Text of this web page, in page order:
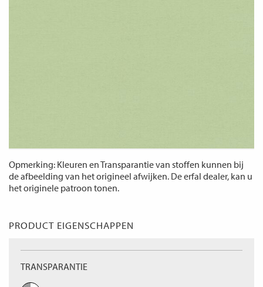
Opmerking: Kleuren en Transparantie van stoffen kunnen bij
de afbeelding van het origineel afwijken. De erfal dealer, kan u
het originele patroon tonen.
PRODUCT EIGENSCHAPPEN
TRANSPARANTIE